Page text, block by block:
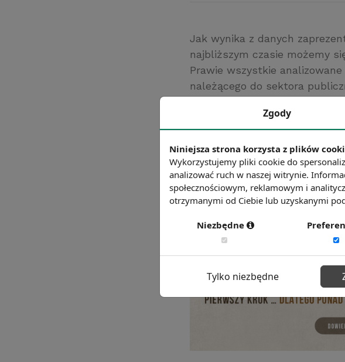
Jak wynika z danych
najbliższym czasie możemy
Prawie wszystkie
należącego do sektora
wskaźników zatrudnienia.
dalszym ciągu w handlu,
kapitału zagranicznego.
Źródło: NBP
Chcesz wiedzieć więcej? Zobacz
Zgody
Niniejsza strona korzysta z plików
Wykorzystujemy pliki cookie do
analizować ruch w naszej witrynie.
społecznościowym, reklamowym i
otrzymanymi od Ciebie lub uzyskanymi
Niezbędne
Tylko niezbędne